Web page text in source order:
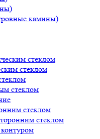
камины)
стеклом
стеклом
стеклом
стеклом
стеклом